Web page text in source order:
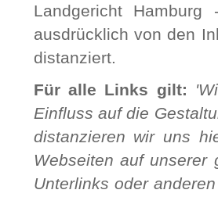
Landgericht
ausdrücklich von den
distanziert.
Für alle Links gilt:
Einfluss auf die
distanzieren wir uns
Webseiten auf unserer
Unterlinks oder